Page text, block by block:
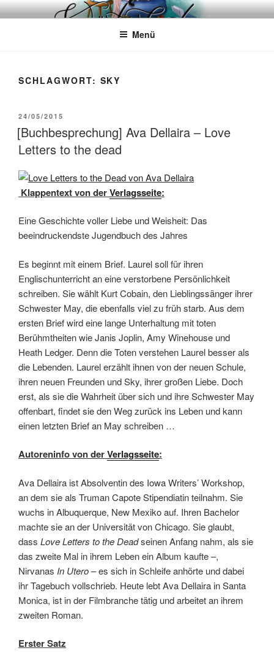
Zum
InhaltWÖRTERKATZE
Von Büchern erzählen
Menü
SCHLAGWORT: SKY
VERÖFFENTLICHT
AM
24/05/2015
[Buchbesprechung] Ava Dellaira – Love
Letters to the dead
Klappentext von derVerlagsseite:
Eine Geschichte voller Liebe und Weisheit: Das
beeindruckendste Jugendbuch des Jahres
Es beginnt mit einem Brief. Laurel soll für ihren
Englischunterricht an eine verstorbene Persönlichkeit
schreiben. Sie wählt Kurt Cobain, den Lieblingssänger ihrer
Schwester May, die ebenfalls viel zu früh starb. Aus dem
ersten Brief wird eine lange Unterhaltung mit toten
Berühmtheiten wie Janis Joplin, Amy Winehouse und
Heath Ledger. Denn die Toten verstehen Laurel besser als
die Lebenden. Laurel erzählt ihnen von der neuen Schule,
ihren neuen Freunden und Sky, ihrer großen Liebe. Doch
erst, als sie die Wahrheit über sich und ihre Schwester May
offenbart, findet sie den Weg zurück ins Leben und kann
einen letzten Brief an May schreiben …
Autoreninfo von derVerlagsseite:
Ava Dellaira ist Absolventin des Iowa Writers’ Workshop,
an dem sie als Truman Capote Stipendiatin teilnahm. Sie
wuchs in Albuquerque, New Mexiko auf. Ihren Bachelor
machte sie an der Universität von Chicago. Sie glaubt,
dass Love Letters to the Deadseinen Anfang nahm, als sie
das zweite Mal in ihrem Leben ein Album kaufte –,
Nirvanas In Utero– es sich in Schleife anhörte und dabei
ihr Tagebuch vollschrieb. Heute lebt Ava Dellaira in Santa
Monica, ist in der Filmbranche tätig und arbeitet an ihrem
zweiten Roman.
Erster Satz